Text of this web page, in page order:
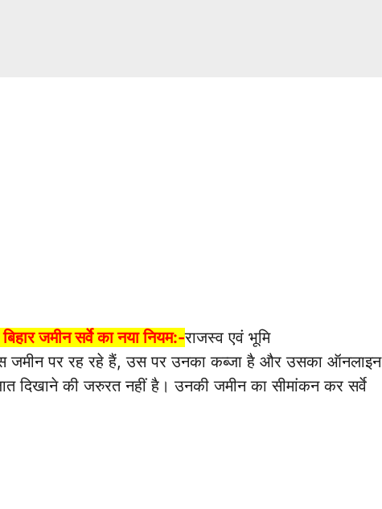
जमीन सर्वे का नया नियम:-राजस्व एवं भूमि
जमीन पर रह रहे हैं, उस पर उनका कब्जा है और उसका ऑनलाइन
दिखाने की जरुरत नहीं है। उनकी जमीन का सीमांकन कर सर्वे